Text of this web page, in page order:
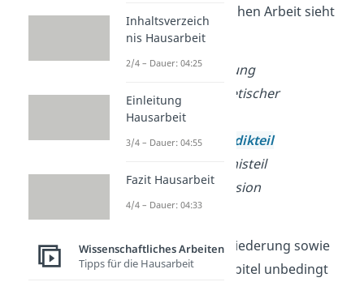
einer wissenschaftlichen Arbeit sieht
so aus:
Kapitel → Einleitung
Kapitel → Theoretischer
Hintergrund
Kapitel →Methodikteil
Kapitel → Ergebnisteil
Kapitel → Diskussion
Kapitel → Fazit
Tipp:Besprich die Gliederung sowie
die Anzahl deiner Kapitel unbedingt
Inhaltsverzeich
nis Hausarbeit
2/4 – Dauer: 04:25
Einleitung
Hausarbeit
3/4 – Dauer: 04:55
Fazit Hausarbeit
4/4 – Dauer: 04:33
Wissenschaftliches Arbeiten
Tipps für die Hausarbeit